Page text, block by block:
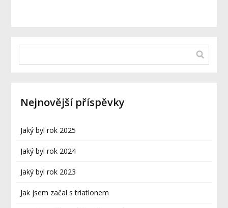
Nejnovější příspěvky
Jaký byl rok 2025
Jaký byl rok 2024
Jaký byl rok 2023
Jak jsem začal s triatlonem